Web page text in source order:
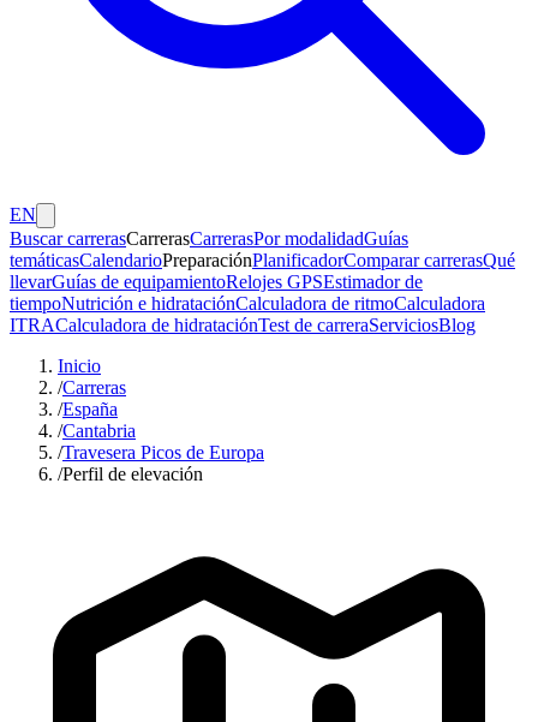
EN
Buscar carrerasCarrerasCarrerasPor modalidadGuías
temáticasCalendarioPreparaciónPlanificadorComparar carrerasQué
llevarGuías de equipamientoRelojes GPSEstimador de
tiempoNutrición e hidrataciónCalculadora de ritmoCalculadora
ITRACalculadora de hidrataciónTest de carreraServiciosBlog
Inicio
/Carreras
/España
/Cantabria
/Travesera Picos de Europa
/Perfil de elevación